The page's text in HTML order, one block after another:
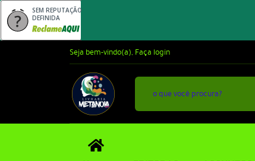
SEM REPUTAÇÃO
DEFINIDA
Seja bem-vindo(a), Faça login